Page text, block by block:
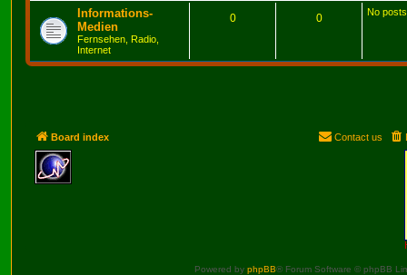
Informations-
Medien
Fernsehen, Radio,
Internet
0 0 No posts
Board index Contact us
Powered by phpBB® Forum Software © phpBB